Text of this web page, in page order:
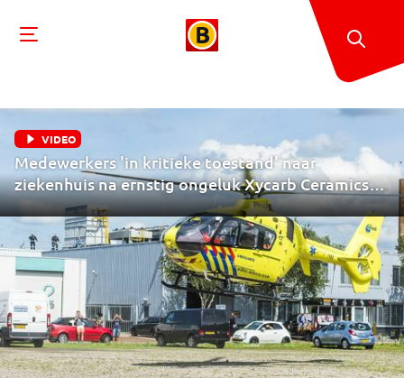
VIDEO
Medewerkers 'in kritieke toestand' naar
ziekenhuis na ernstig ongeluk Xycarb Ceramics
Helmond